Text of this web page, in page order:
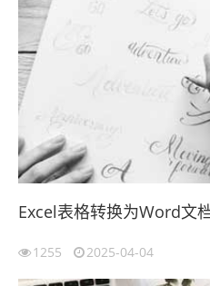
Excel表格转换为Word文
1255 2025-04-04